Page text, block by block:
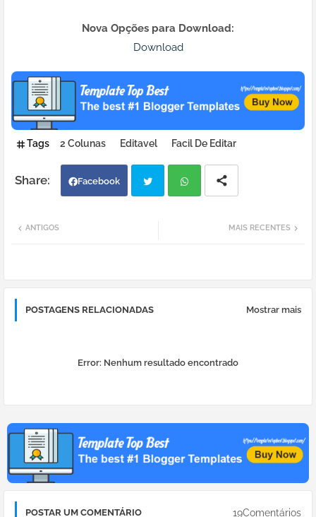
Nova Opções para Download:
Download
Tags 2 Colunas Editavel Facil De Editar
Facebook
pp
MAIS RECENTES
ANTIGOS
POSTAGENS RELACIONADAS Mostrar mais
Error: Nenhum resultado encontrado
POSTAR UM COMENTÁRIO 19Comentários